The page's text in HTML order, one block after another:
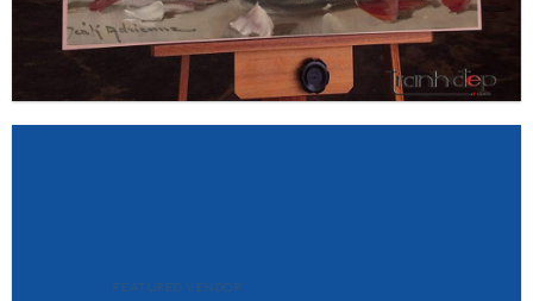
FEATURED VENDOR